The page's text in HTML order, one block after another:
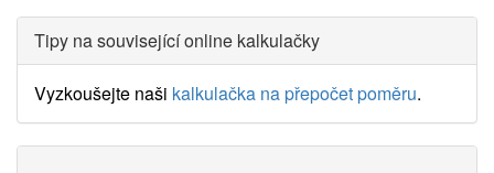
Tipy na související online kalkulačky
Vyzkoušejte naši kalkulačka na přepočet poměru.